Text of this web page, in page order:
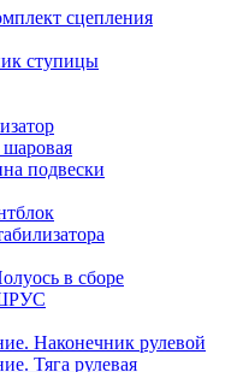
сцепления
ступицы
подвески
в сборе
Наконечник рулевой
Тяга рулевая